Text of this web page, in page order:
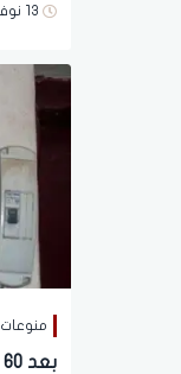
13 نوفمبر 2024 | 10:27 مساءً
منوعات